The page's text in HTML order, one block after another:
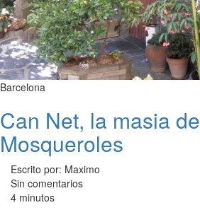
Barcelona
Can Net, la masia de
Mosqueroles
Escrito por: Maximo
Sin comentarios
4 minutos